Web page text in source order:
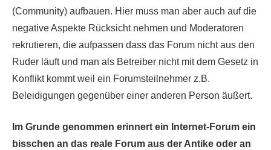
(Community) aufbauen. Hier muss man aber auch auf die
negative Aspekte Rücksicht nehmen und Moderatoren
rekrutieren, die aufpassen dass das Forum nicht aus den
Ruder läuft und man als Betreiber nicht mit dem Gesetz in
Konflikt kommt weil ein Forumsteilnehmer z.B.
Beleidigungen gegenüber einer anderen Person äußert.
Im Grunde genommen erinnert ein Internet-Forum ein
bisschen an das reale Forum aus der Antike oder an